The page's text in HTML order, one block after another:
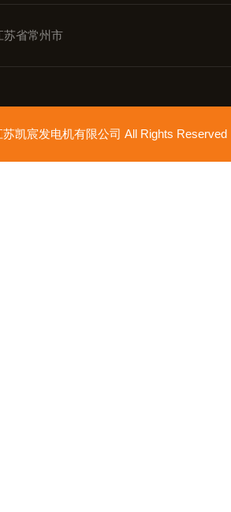
苏省常州市
苏凯宸发电机有限公司 All Rights